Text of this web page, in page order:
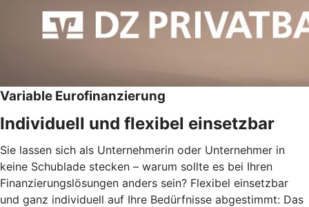
Variable Eurofinanzierung
Individuell und flexibel einsetzbar
Sie lassen sich als Unternehmerin oder Unternehmer in
keine Schublade stecken – warum sollte es bei Ihren
Finanzierungslösungen anders sein? Flexibel einsetzbar
und ganz individuell auf Ihre Bedürfnisse abgestimmt: Das